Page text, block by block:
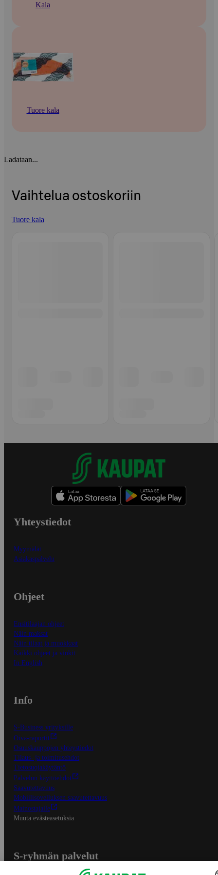
Kala
Tuore kala
Ladataan...
Vaihtelua ostoskoriin
Tuore kala
Yhteystiedot
Myymälät
Asiakaspalvelu
Ohjeet
Ensitilaajan ohjeet
Näin maksat
Näin tilaat ja muokkaat
Kaikki ohjeet ja vinkit
In English
Info
S-Business yrityksille
Oiva-raportit
Osuuskauppojen yhteystiedot
Tilaus- ja toimitusehdot
Tietosuojakäytäntö
Palvelun käyttöehdot
Saavutettavuus
Mobiilisovelluksen saavutettavuus
Mainostajalle
Muuta evästeasetuksia
S-ryhmän palvelut